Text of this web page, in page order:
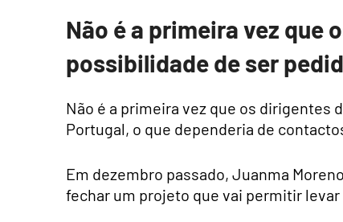
Não é a primeira vez que
possibilidade de ser
Não é a primeira vez que os dirigentes
Portugal, o que dependeria de
Em dezembro passado, Juanma
fechar um projeto que vai permitir